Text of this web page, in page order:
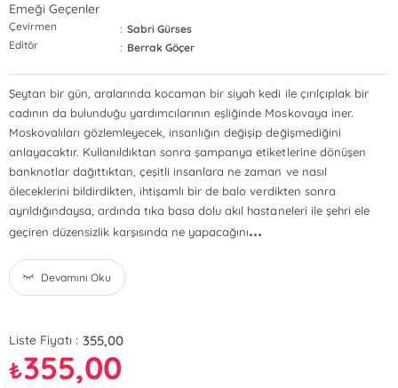
Emeği Geçenler
Çevirmen : Sabri Gürses
Editör
: Berrak Göçer
Şeytan bir gün, aralarında kocaman bir siyah kedi ile çırılçıplak bir
cadının da bulunduğu yardımcılarının eşliğinde Moskovaya iner.
Moskovalıları gözlemleyecek, insanlığın değişip değişmediğini
anlayacaktır. Kullanıldıktan sonra şampanya etiketlerine dönüşen
banknotlar dağıttıktan, çeşitli insanlara ne zaman ve nasıl
öleceklerini bildirdikten, ihtişamlı bir de balo verdikten sonra
ayrıldığındaysa, ardında tıka basa dolu akıl hastaneleri ile şehri ele
geçiren düzensizlik karşısında ne yapacağını...
Devamını Oku
Liste Fiyatı : 355,00
₺355,00